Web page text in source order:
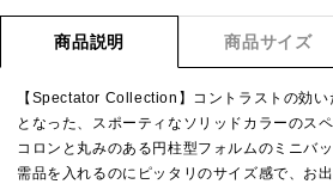
商品説明 商品サイズ
【Spectator Collection】コントラストの効い
となった、スポーティなソリッドカラーのス
コロンと丸みのある円柱型フォルムのミニバ
需品を入れるのにピッタリのサイズ感で、お